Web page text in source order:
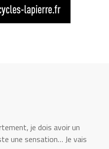
je dois avoir un
une sensation… Je vais